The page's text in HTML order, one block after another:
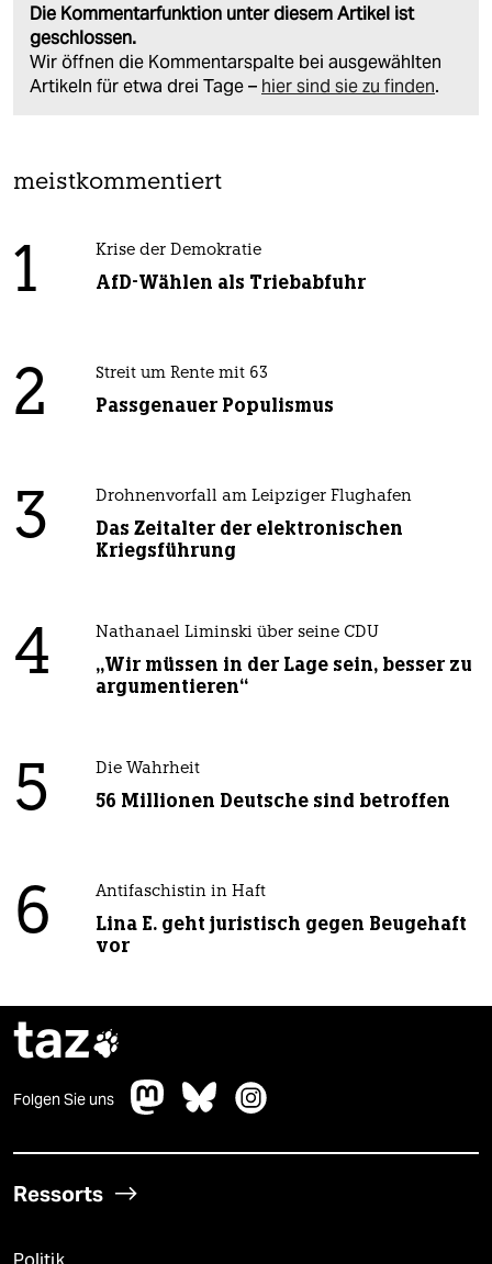
Die Kommentarfunktion unter diesem Artikel ist
geschlossen.
Wir öffnen die Kommentarspalte bei ausgewählten
Artikeln für etwa drei Tage – hier sind sie zu finden.
meistkommentiert
1 Krise der Demokratie
AfD-Wählen als Triebabfuhr
2 Streit um Rente mit 63
Passgenauer Populismus
3 Drohnenvorfall am Leipziger Flughafen
Das Zeitalter der elektronischen
Kriegsführung
4 Nathanael Liminski über seine CDU
„Wir müssen in der Lage sein, besser zu
argumentieren“
5 Die Wahrheit
56 Millionen Deutsche sind betroffen
6 Antifaschistin in Haft
Lina E. geht juristisch gegen Beugehaft
vor
taz
Folgen Sie uns
Ressorts